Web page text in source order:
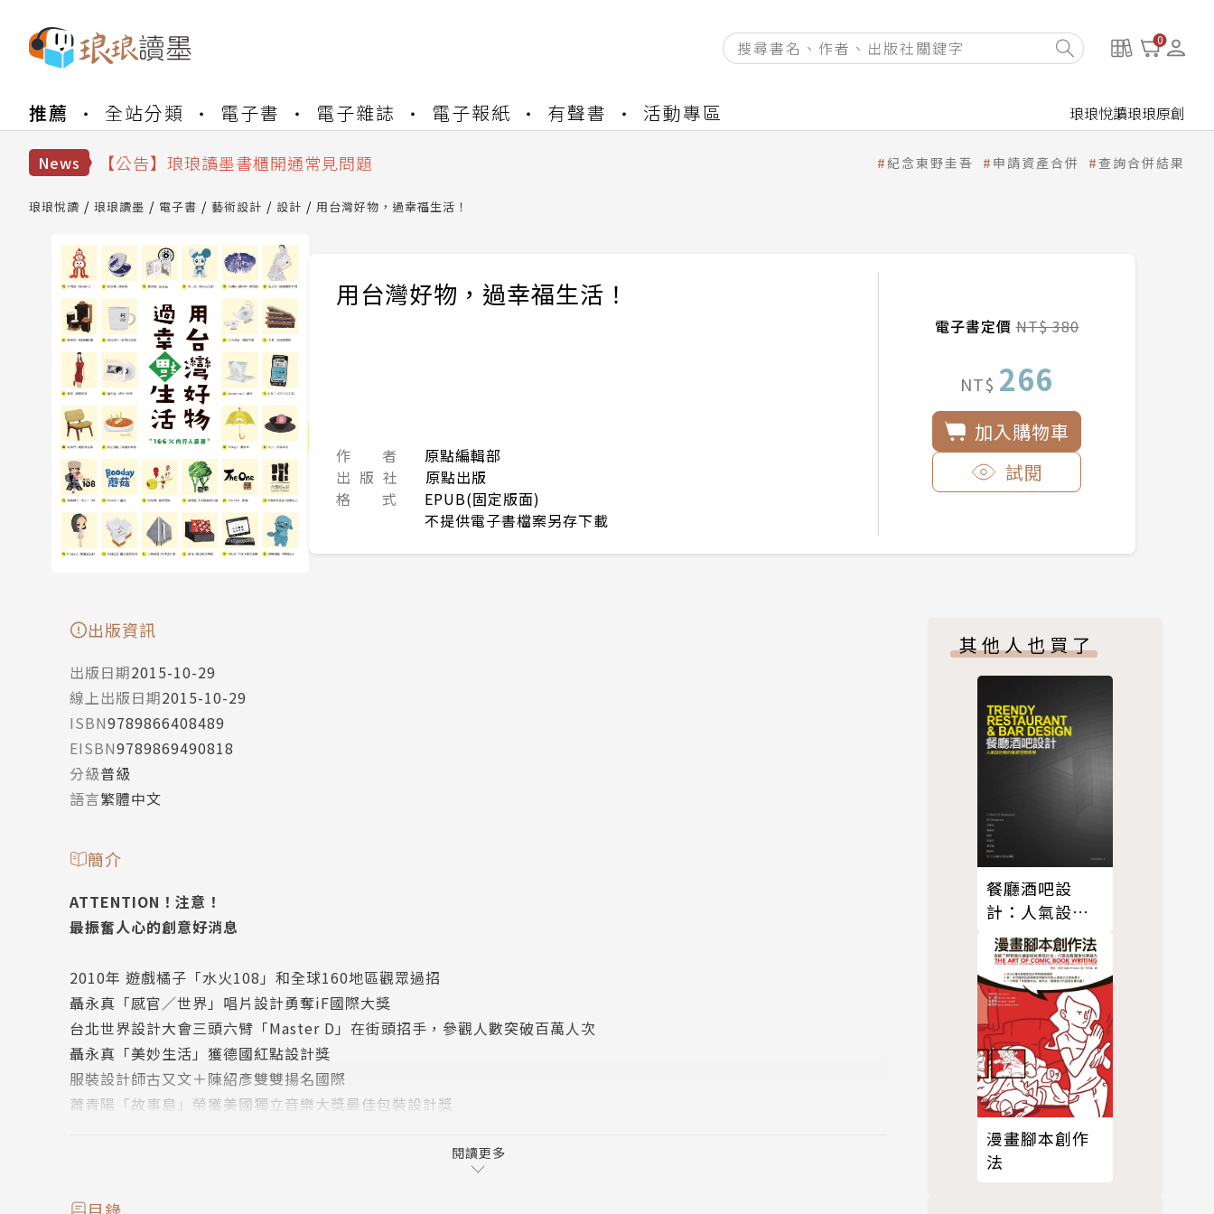
0
推薦 全站分類 電子書 電子雜誌 電子報紙 有聲書 活動專區 琅琅悅讀琅琅原創
News
【公告】因 Readmoo 讀墨系統維護中，本站同步暫停部分閱讀服務
【公告】琅琅讀墨書櫃開通常見問題
【公告】琅琅書店服務升級重要說明及資產合併結果查詢
紀念東野圭吾 申請資產合併 查詢合併結果
琅琅悅讀 琅琅讀墨 電子書 藝術設計 設計 用台灣好物，過幸福生活！
用台灣好物，過幸福生活！
作 者
原點編輯部
出 版 社
原點出版
格 式
EPUB(固定版面)
不提供電子書檔案另存下載
電子書定價NT$ 380
NT$ 266
加入購物車
試閱
出版資訊
出版日期2015-10-29
線上出版日期2015-10-29
ISBN9789866408489
EISBN9789869490818
分級普級
語言繁體中文
簡介
ATTENTION！注意！
最振奮人心的創意好消息
2010年 遊戲橘子「水火108」和全球160地區觀眾過招
聶永真「感官∕世界」唱片設計勇奪iF國際大獎
台北世界設計大會三頭六臂「Master D」在街頭招手，參觀人數突破百萬人次
聶永真「美妙生活」獲德國紅點設計獎
服裝設計師古又文＋陳紹彥雙雙揚名國際
蕭青陽「故事島」榮獲美國獨立音樂大獎最佳包裝設計獎
2011年 蕭青陽「After 75 Years」榮獲美國獨立音樂大獎最佳包裝設計獎
「北投圖書館」入選全球最美25大公立圖書館
閱讀更多
其他人也買了
餐廳酒吧設
計：人氣設計
師的餐飲空間
美學
漫畫腳本創作
法